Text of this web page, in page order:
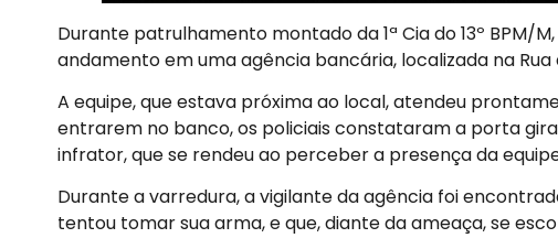
Durante patrulhamento montado da 1ª Cia do 13º BPM/
andamento em uma agência bancária, localizada na
A equipe, que estava próxima ao local, atendeu
entrarem no banco, os policiais constataram a porta
infrator, que se rendeu ao perceber a presença da
Durante a varredura, a vigilante da agência foi
tentou tomar sua arma, e que, diante da ameaça, se